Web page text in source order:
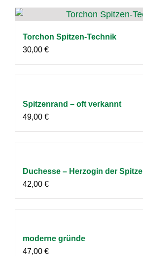
Torchon Spitzen-Technik
30,00 €
Spitzenrand – oft verkannt
49,00 €
Duchesse – Herzogin der Spitze
42,00 €
moderne gründe
47,00 €